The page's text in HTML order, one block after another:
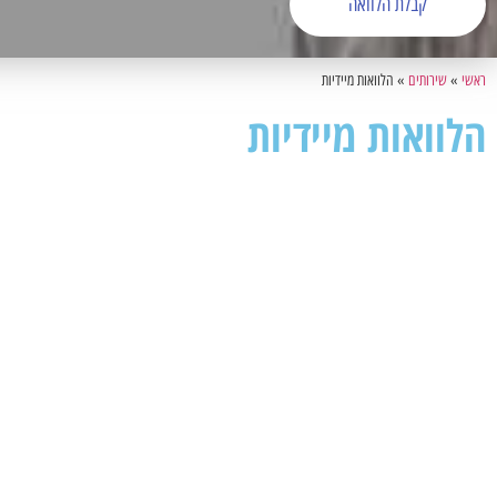
ראשי »שירותים » הלוואות מיידיות
הלוואות מיידיות